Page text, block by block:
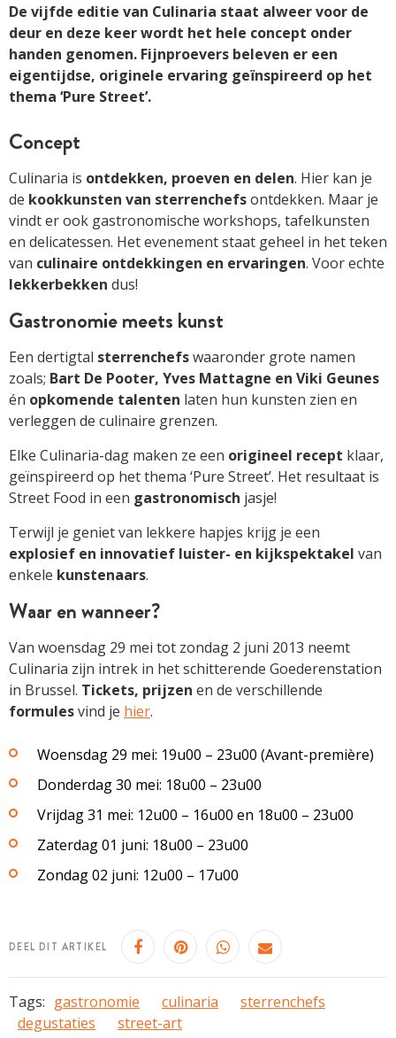
De vijfde editie van Culinaria staat alweer voor de
deur en deze keer wordt het hele concept onder
handen genomen. Fijnproevers beleven er een
eigentijdse, originele ervaring geïnspireerd op het
thema ‘Pure Street’.
Concept
Culinaria is ontdekken, proeven en delen. Hier kan je
de kookkunsten van sterrenchefsontdekken. Maar je
vindt er ook gastronomische workshops, tafelkunsten
en delicatessen. Het evenement staat geheel in het teken
van culinaire ontdekkingen en ervaringen. Voor echte
lekkerbekken dus!
Gastronomie meets kunst
Een dertigtal sterrenchefswaaronder grote namen
zoals; Bart De Pooter, Yves Mattagne en Viki Geunes
én opkomende talenten laten hun kunsten zien en
verleggen de culinaire grenzen.
Elke Culinaria-dag maken ze een origineel recept klaar,
geïnspireerd op het thema ‘Pure Street’. Het resultaat is
Street Food in een gastronomisch jasje!
Terwijl je geniet van lekkere hapjes krijg je een
explosief en innovatief luister- en kijkspektakel van
enkele kunstenaars.
Waar en wanneer?
Van woensdag 29 mei tot zondag 2 juni 2013 neemt
Culinaria zijn intrek in het schitterende Goederenstation
in Brussel. Tickets, prijzen en de verschillende
formulesvind je hier.
Woensdag 29 mei: 19u00 – 23u00 (Avant-première)
Donderdag 30 mei: 18u00 – 23u00
Vrijdag 31 mei: 12u00 – 16u00 en 18u00 – 23u00
Zaterdag 01 juni: 18u00 – 23u00
Zondag 02 juni: 12u00 – 17u00
DEEL DIT ARTIKEL
Tags: gastronomie culinaria
sterrenchefs
degustaties
street-art